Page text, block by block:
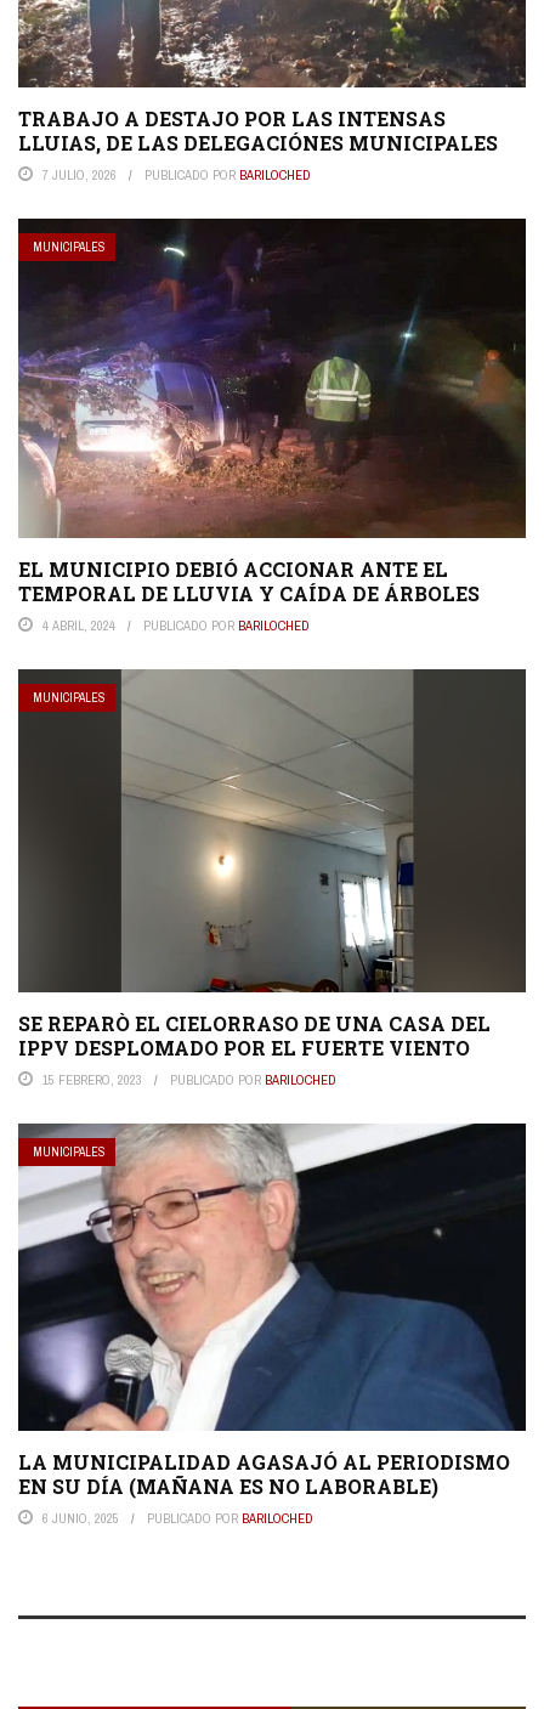
TRABAJO A DESTAJO POR LAS INTENSAS
LLUIAS, DE LAS DELEGACIÓNES MUNICIPALES
7 JULIO, 2026 PUBLICADO POR BARILOCHED
MUNICIPALES
EL MUNICIPIO DEBIÓ ACCIONAR ANTE EL
TEMPORAL DE LLUVIA Y CAÍDA DE ÁRBOLES
4 ABRIL, 2024 PUBLICADO POR BARILOCHED
MUNICIPALES
SE REPARÒ EL CIELORRASO DE UNA CASA DEL
IPPV DESPLOMADO POR EL FUERTE VIENTO
15 FEBRERO, 2023 PUBLICADO POR BARILOCHED
MUNICIPALES
LA MUNICIPALIDAD AGASAJÓ AL PERIODISMO
EN SU DÍA (MAÑANA ES NO LABORABLE)
6 JUNIO, 2025 PUBLICADO POR BARILOCHED